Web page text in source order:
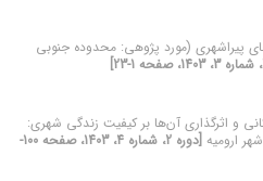
پیراشهری (مورد پژوهی: محدوده جنوبی
و اثرگذاری آن‌ها بر کیفیت زندگی شهری:
ارومیه
[دوره 2، شماره 4، 1403، صفحه 100-